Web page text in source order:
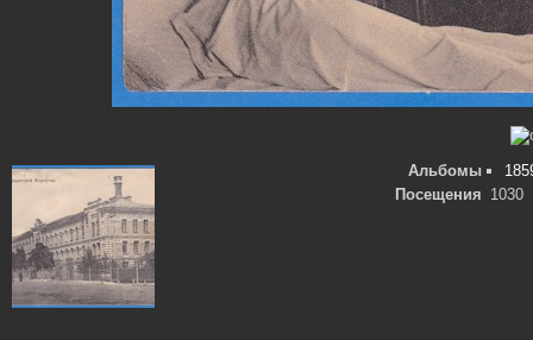
Альбомы
Посещения 1030